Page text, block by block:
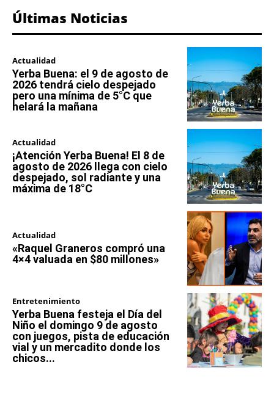
Últimas Noticias
Actualidad
Yerba Buena: el 9 de agosto de
2026 tendrá cielo despejado
pero una mínima de 5°C que
helará la mañana
Actualidad
¡Atención Yerba Buena! El 8 de
agosto de 2026 llega con cielo
despejado, sol radiante y una
máxima de 18°C
Actualidad
«Raquel Graneros compró una
4×4 valuada en $80 millones»
Entretenimiento
Yerba Buena festeja el Día del
Niño el domingo 9 de agosto
con juegos, pista de educación
vial y un mercadito donde los
chicos...